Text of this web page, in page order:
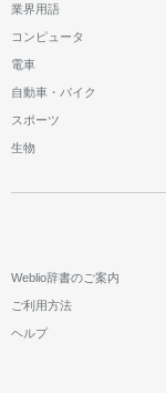
業界用語
コンピュータ
電車
自動車・バイク
スポーツ
生物
Weblio辞書のご案内
ご利用方法
ヘルプ